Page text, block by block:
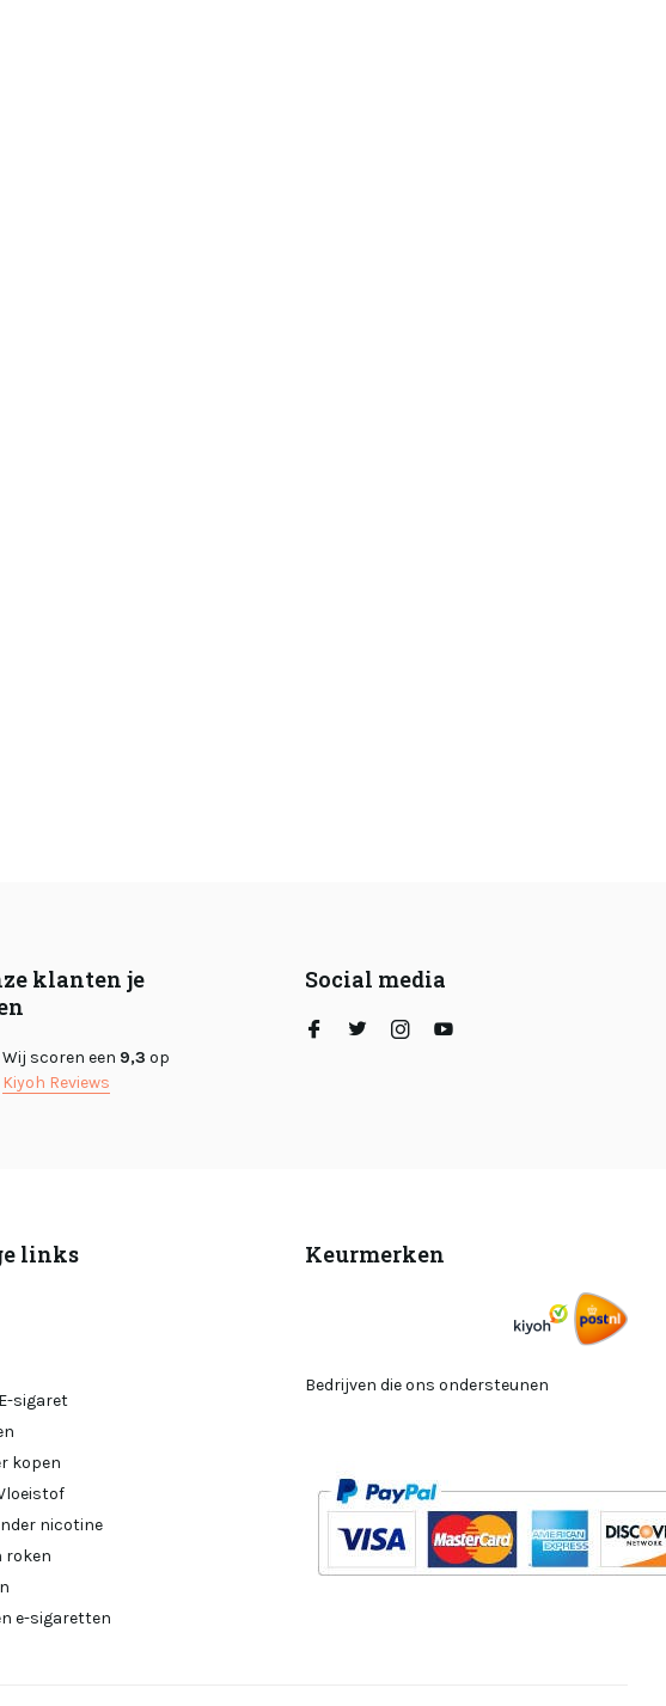
klanten je
Wij scoren een 9,3 op
Kiyoh Reviews
Social media
links
sigaret
kopen
nicotine
roken
e-sigaretten
Keurmerken
Bedrijven die ons ondersteunen